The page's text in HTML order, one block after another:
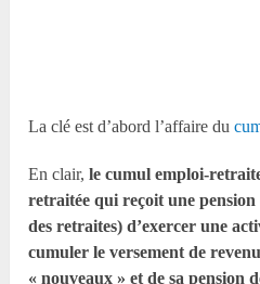
La clé est d’abord l’affaire du
En clair,le cumul emploi-
retraitée qui reçoit une
des retraites) d’exercer une
cumuler le versement de
« nouveaux » et de sa pension